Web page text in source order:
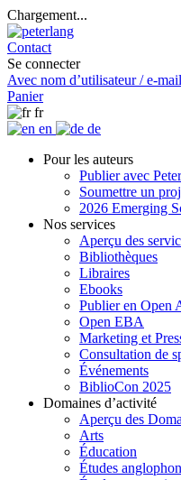
Chargement...
Contact
Se connecter
Avec nom d’utilisateur / e-mail
Panier
fr
en
de
Pour les auteurs
Publier avec
Soumettre un
2026 Emerging
Nos services
Aperçu des
Bibliothèques
Libraires
Ebooks
Publier en Open
Open EBA
Marketing et
Consultation de
Événements
BiblioCon 2025
Domaines d’activité
Aperçu des
Arts
Éducation
Études